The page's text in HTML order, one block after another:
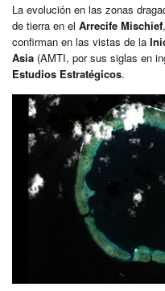
La evolución en las zonas
de tierra en el Arrecife Mischief
confirman en las vistas de la
Asia (AMTI, por sus siglas en
Estudios Estratégicos.